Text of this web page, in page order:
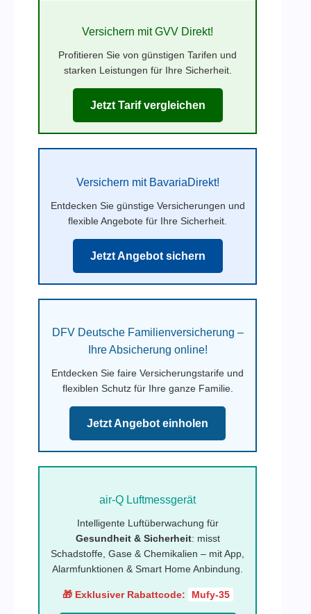
Versichern mit GVV Direkt!
Profitieren Sie von günstigen Tarifen und
starken Leistungen für Ihre Sicherheit.
Jetzt Tarif vergleichen
Versichern mit BavariaDirekt!
Entdecken Sie günstige Versicherungen und
flexible Angebote für Ihre Sicherheit.
Jetzt Angebot sichern
DFV Deutsche Familienversicherung –
Ihre Absicherung online!
Entdecken Sie faire Versicherungstarife und
flexiblen Schutz für Ihre ganze Familie.
Jetzt Angebot einholen
air-Q Luftmessgerät
Intelligente Luftüberwachung für
Gesundheit & Sicherheit: misst
Schadstoffe, Gase & Chemikalien – mit App,
Alarmfunktionen & Smart Home Anbindung.
🎁 Exklusiver Rabattcode: Mufy-35